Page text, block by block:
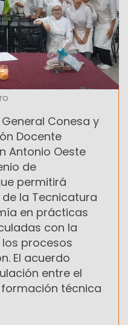
Conesa y
Docente
Antonio Oeste
de
permitirá
la Tecnicatura
en prácticas
con la
procesos
El acuerdo
entre el
técnica